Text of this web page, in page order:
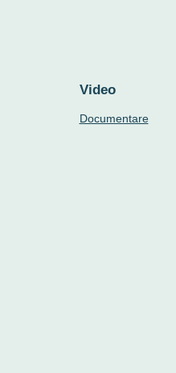
Video
Documentare